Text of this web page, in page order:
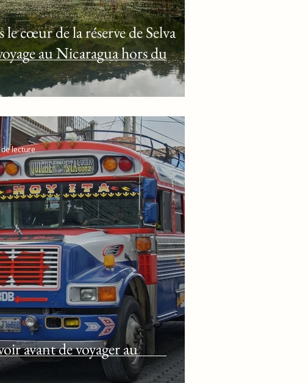
le cœur de la réserve de Selva
au Nicaragua hors du
avant de voyager au
lecture